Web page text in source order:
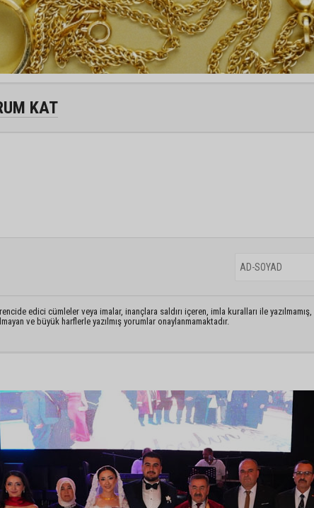
KAT
edici cümleler veya imalar, inançlara saldırı içeren, imla kuralları ile yazılmamış,
ve büyük harflerle yazılmış yorumlar onaylanmamaktadır.